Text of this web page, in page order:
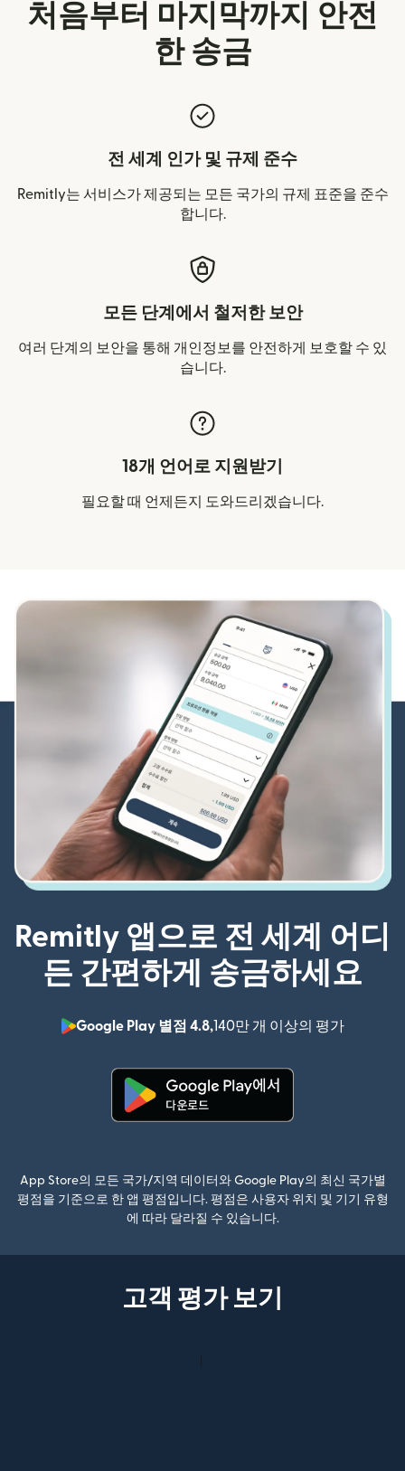
처음부터 마지막까지 안전
한 송금
전 세계 인가 및 규제 준수
Remitly는 서비스가 제공되는 모든 국가의 규제 표준을 준수
합니다.
모든 단계에서 철저한 보안
여러 단계의 보안을 통해 개인정보를 안전하게 보호할 수 있
습니다.
18개 언어로 지원받기
필요할 때 언제든지 도와드리겠습니다.
Remitly 앱으로 전 세계 어디
든 간편하게 송금하세요
Google Play 별점 4.8,140만 개 이상의 평가
App Store의 모든 국가/지역 데이터와 Google Play의 최신 국가별
평점을 기준으로 한 앱 평점입니다. 평점은 사용자 위치 및 기기 유형
에 따라 달라질 수 있습니다.
고객 평가 보기